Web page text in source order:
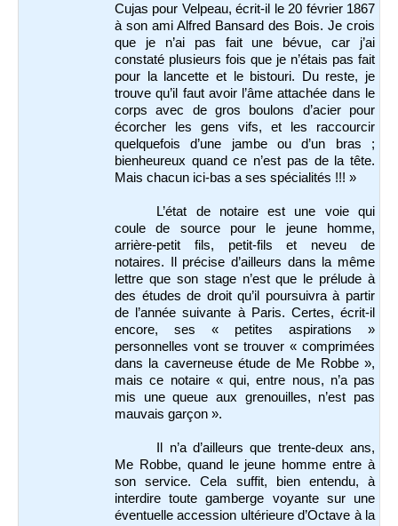
Cujas pour Velpeau, écrit-il le 20 février 1867
à son ami Alfred Bansard des Bois. Je crois
que je n’ai pas fait une bévue, car j’ai
constaté plusieurs fois que je n’étais pas fait
pour la lancette et le bistouri. Du reste, je
trouve qu’il faut avoir l’âme attachée dans le
corps avec de gros boulons d’acier pour
écorcher les gens vifs, et les raccourcir
quelquefois d’une jambe ou d’un bras ;
bienheureux quand ce n’est pas de la tête.
Mais chacun ici-bas a ses spécialités !!! »
L’état de notaire est une voie qui
coule de source pour le jeune homme,
arrière-petit fils, petit-fils et neveu de
notaires. Il précise d’ailleurs dans la même
lettre que son stage n’est que le prélude à
des études de droit qu’il poursuivra à partir
de l’année suivante à Paris. Certes, écrit-il
encore, ses « petites aspirations »
personnelles vont se trouver « comprimées
dans la caverneuse étude de Me Robbe »,
mais ce notaire « qui, entre nous, n’a pas
mis une queue aux grenouilles, n’est pas
mauvais garçon ».
Il n’a d’ailleurs que trente-deux ans,
Me Robbe, quand le jeune homme entre à
son service. Cela suffit, bien entendu, à
interdire toute gamberge voyante sur une
éventuelle accession ultérieure d’Octave à la